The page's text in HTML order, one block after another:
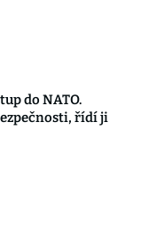
do NATO.
řídí ji